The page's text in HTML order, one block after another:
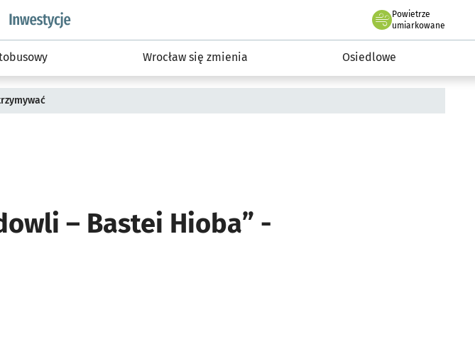
wroclaw.pl podserwis: #InwestycjeWRO - miejskie inwestycje 2019-2032
Powietrze
we Wrocławiu
umiarkowane
Wrocław się zmienia Osiedlowe
– Bastei Hioba” -